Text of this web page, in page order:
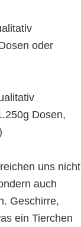
oder
Dosen,
uns nicht
auch
Geschirre,
ein Tierchen